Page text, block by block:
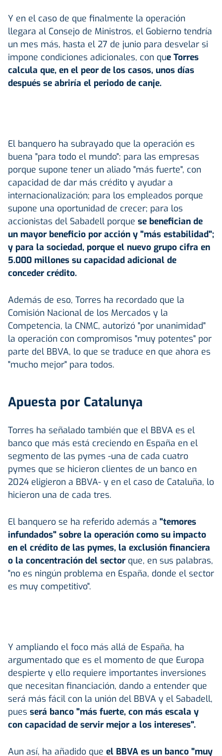
Y en el caso de que finalmente la operación
llegara al Consejo de Ministros, el Gobierno tendría
un mes más, hasta el 27 de junio para desvelar si
impone condiciones adicionales, con que Torres
calcula que, en el peor de los casos, unos días
después se abriría el periodo de canje.
El banquero ha subrayado que la operación es
buena "para todo el mundo": para las empresas
porque supone tener un aliado "más fuerte", con
capacidad de dar más crédito y ayudar a
internacionalización; para los empleados porque
supone una oportunidad de crecer; para los
accionistas del Sabadell porque se benefician de
un mayor beneficio por acción y "más estabilidad";
y para la sociedad, porque el nuevo grupo cifra en
5.000 millones su capacidad adicional de
conceder crédito.
Además de eso, Torres ha recordado que la
Comisión Nacional de los Mercados y la
Competencia, la CNMC, autorizó "por unanimidad"
la operación con compromisos "muy potentes" por
parte del BBVA, lo que se traduce en que ahora es
"mucho mejor" para todos.
Apuesta por Catalunya
Torres ha señalado también que el BBVA es el
banco que más está creciendo en España en el
segmento de las pymes -una de cada cuatro
pymes que se hicieron clientes de un banco en
2024 eligieron a BBVA- y en el caso de Cataluña, lo
hicieron una de cada tres.
El banquero se ha referido además a "temores
infundados" sobre la operación como su impacto
en el crédito de las pymes, la exclusión financiera
o la concentración del sector que, en sus palabras,
"no es ningún problema en España, donde el sector
es muy competitivo".
Y ampliando el foco más allá de España, ha
argumentado que es el momento de que Europa
despierte y ello requiere importantes inversiones
que necesitan financiación, dando a entender que
será más fácil con la unión del BBVA y el Sabadell,
pues será banco "más fuerte, con más escala y
con capacidad de servir mejor a los intereses".
Aun así, ha añadido que el BBVA es un banco "muy